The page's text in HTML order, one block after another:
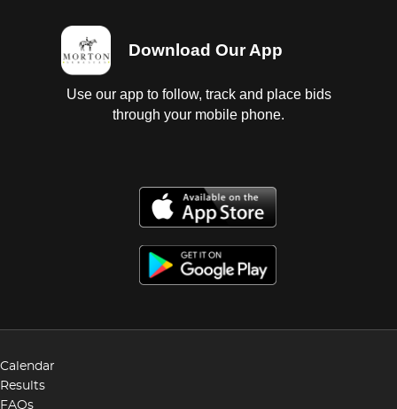
Download Our App
Use our app to follow, track and place bids
through your mobile phone.
Calendar
Results
FAQs